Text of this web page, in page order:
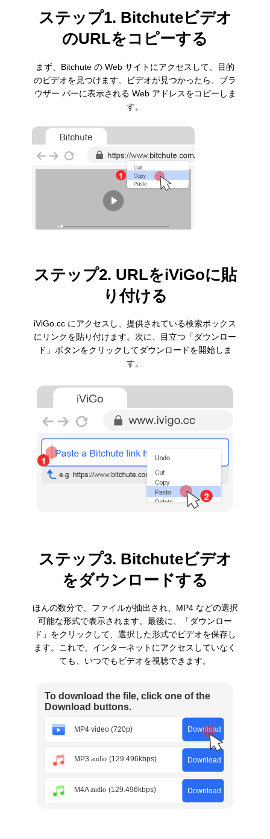
ステップ1. Bitchuteビデオ
のURLをコピーする
まず、Bitchute の Web サイトにアクセスして、目的
のビデオを見つけます。ビデオが見つかったら、ブラ
ウザー バーに表示される Web アドレスをコピーしま
す。
ステップ2. URLをiViGoに貼
り付ける
iViGo.cc にアクセスし、提供されている検索ボックス
にリンクを貼り付けます。次に、目立つ「ダウンロー
ド」ボタンをクリックしてダウンロードを開始しま
す。
ステップ3. Bitchuteビデオ
をダウンロードする
ほんの数分で、ファイルが抽出され、MP4 などの選択
可能な形式で表示されます。最後に、「ダウンロー
ド」をクリックして、選択した形式でビデオを保存し
ます。これで、インターネットにアクセスしていなく
ても、いつでもビデオを視聴できます。